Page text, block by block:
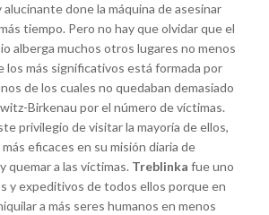
done la máquina de asesinar
tiempo. Pero no hay que olvidar que el
alberga muchos otros lugares no menos
los más significativos está formada por
de los cuales no quedaban demasiado
Birkenau por el número de víctimas.
privilegio de visitar la mayoría de ellos,
eficaces en su misión diaria de
quemar a las víctimas. Treblinka fue uno
y expeditivos de todos ellos porque en
a más seres humanos en menos